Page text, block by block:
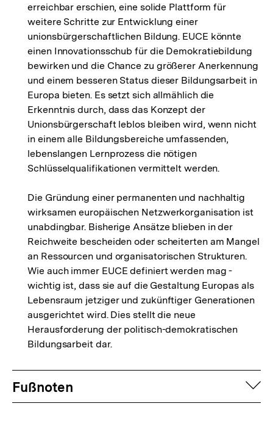
erreichbar erschien, eine solide Plattform für
weitere Schritte zur Entwicklung einer
unionsbürgerschaftlichen Bildung. EUCE könnte
einen Innovationsschub für die Demokratiebildung
bewirken und die Chance zu größerer Anerkennung
und einem besseren Status dieser Bildungsarbeit in
Europa bieten. Es setzt sich allmählich die
Erkenntnis durch, dass das Konzept der
Unionsbürgerschaft leblos bleiben wird, wenn nicht
in einem alle Bildungsbereiche umfassenden,
lebenslangen Lernprozess die nötigen
Schlüsselqualifikationen vermittelt werden.
Die Gründung einer permanenten und nachhaltig
wirksamen europäischen Netzwerkorganisation ist
unabdingbar. Bisherige Ansätze blieben in der
Reichweite bescheiden oder scheiterten am Mangel
an Ressourcen und organisatorischen Strukturen.
Wie auch immer EUCE definiert werden mag -
wichtig ist, dass sie auf die Gestaltung Europas als
Lebensraum jetziger und zukünftiger Generationen
ausgerichtet wird. Dies stellt die neue
Herausforderung der politisch-demokratischen
Bildungsarbeit dar.
Fussnoten
Fußnoten